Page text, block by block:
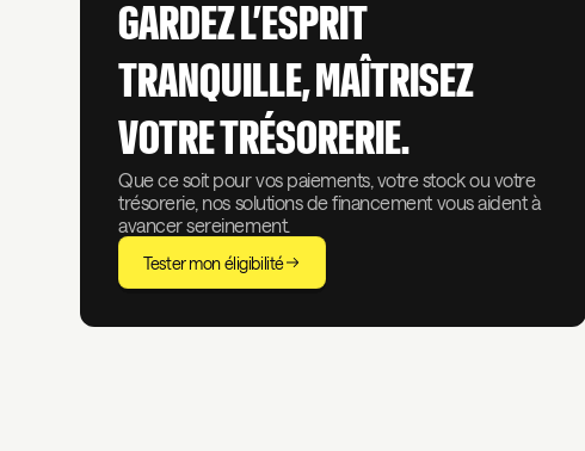
GARDEZ L’ESPRIT
TRANQUILLE, MAÎTRISEZ
VOTRE TRÉSORERIE.
Que ce soit pour vos paiements, votre stock ou votre
trésorerie, nos solutions de financement vous aident à
avancer sereinement.
Tester mon éligibilité